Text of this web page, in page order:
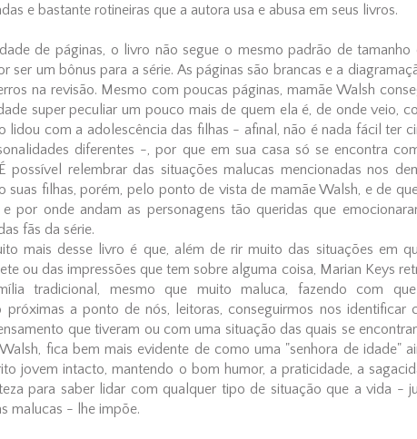
e bastante rotineiras que a autora usa e abusa em seus livros.
de páginas, o livro não segue o mesmo padrão de tamanho
ser um bônus para a série. As páginas são brancas e a
na revisão. Mesmo com poucas páginas, mamãe Walsh
super peculiar um pouco mais de quem ela é, de onde veio,
lidou com a adolescência das filhas - afinal, não é nada fácil ter
diferentes -, por que em sua casa só se encontra
possível relembrar das situações malucas mencionadas nos
suas filhas, porém, pelo ponto de vista de mamãe Walsh, e de
por onde andam as personagens tão queridas que
fãs da série.
mais desse livro é que, além de rir muito das situações em
ou das impressões que tem sobre alguma coisa, Marian Keys
tradicional, mesmo que muito maluca, fazendo com
próximas a ponto de nós, leitoras, conseguirmos nos identificar
que tiveram ou com uma situação das quais se
fica bem mais evidente de como uma "senhora de idade"
jovem intacto, mantendo o bom humor, a praticidade, a
para saber lidar com qualquer tipo de situação que a vida -
malucas - lhe impõe.